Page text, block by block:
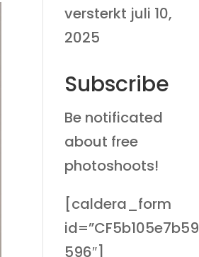
versterkt juli 10,
2025
Subscribe
Be notificated
about free
photoshoots!
[caldera_form
id=”CF5b105e7b59
596″]